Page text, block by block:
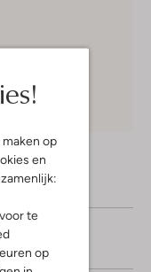
, maken op
en
te
op